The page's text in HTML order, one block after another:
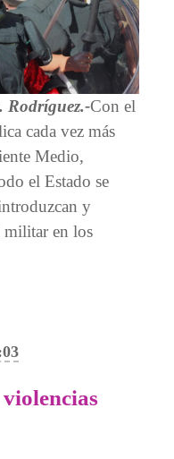
Rodríguez.-Con el
cada vez más
Medio,
el Estado se
y
militar en los